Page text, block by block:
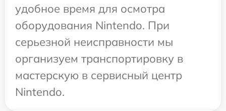
удобное время для осмотра
оборудования Nintendo. При
серьезной неисправности мы
организуем транспортировку в
мастерскую в сервисный центр
Nintendo.